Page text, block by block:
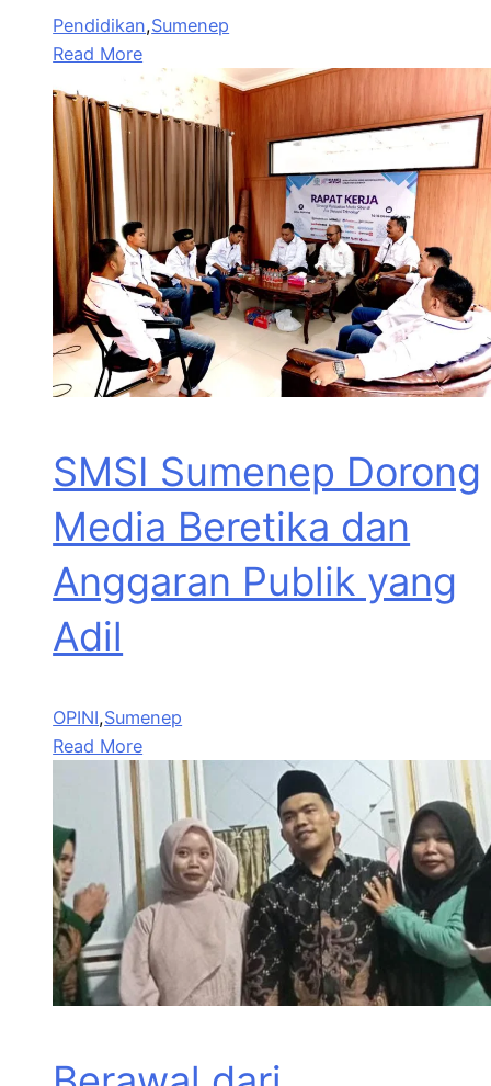
Pendidikan,Sumenep
Read More
SMSI Sumenep Dorong
Media Beretika dan
Anggaran Publik yang
Adil
OPINI,Sumenep
Read More